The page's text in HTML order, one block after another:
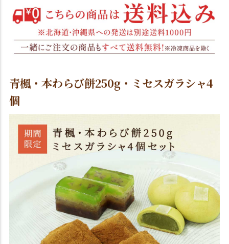
青楓・本わらび餅250g・ミセスガラシャ4
個